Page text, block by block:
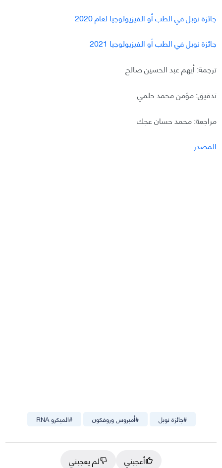
جائزة نوبل في الطب أو الفيزيولوجيا لعام 2020
جائزة نوبل في الطب أو الفيزيولوجيا 2021
ترجمة: أیھم عبد الحسین صالح
تدقیق: مؤمن محمد حلمي
مراجعة: محمد حسان عجك
المصدر
#الميكرو RNA #أمبروس وروفكون #جائزة نوبل
أعجبني
لم يعجبني